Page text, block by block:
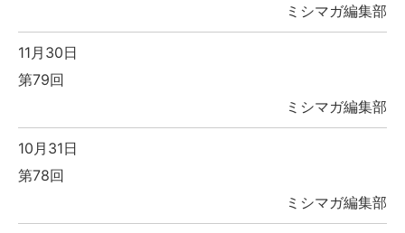
ミシマガ編集部
11月30日
第79回
ミシマガ編集部
10月31日
第78回
ミシマガ編集部